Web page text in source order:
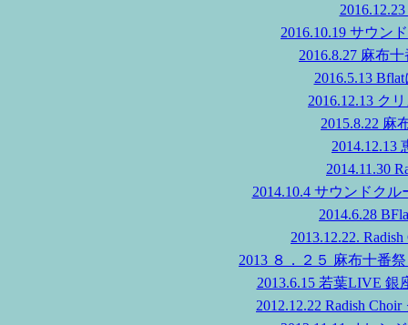
2016.10.19 サウン
2016.8.27 麻布
2016.5.13
2016.12.13 ク
2015.8.22 麻
2014.12.13
2014.11.30
2014.10.4 サウンドク
2014.6.28
2013.12.22.
2013 ８．２５ 麻布十番
2013.6.15 若葉LIVE
2012.12.22 Radish